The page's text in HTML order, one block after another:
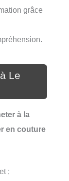
grâce
Le
à la
en couture
;